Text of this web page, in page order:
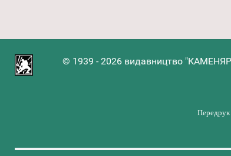
© 1939 - 2026 видавництво
Передрук